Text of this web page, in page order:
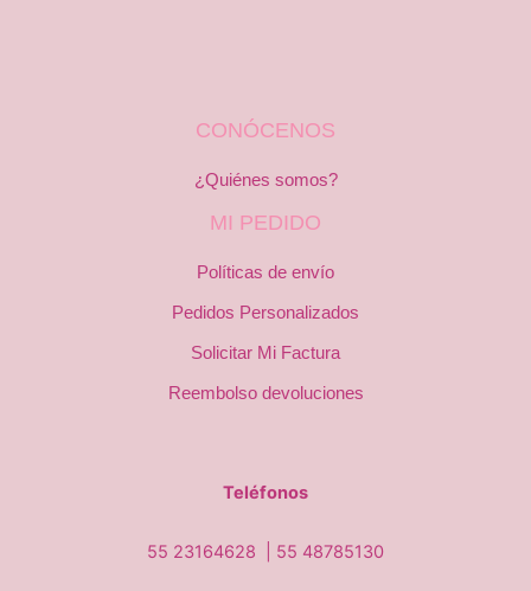
CONÓCENOS
¿Quiénes somos?
MI PEDIDO
Políticas de envío
Pedidos Personalizados
Solicitar Mi Factura
Reembolso devoluciones
Teléfonos
55 23164628 | 55 48785130